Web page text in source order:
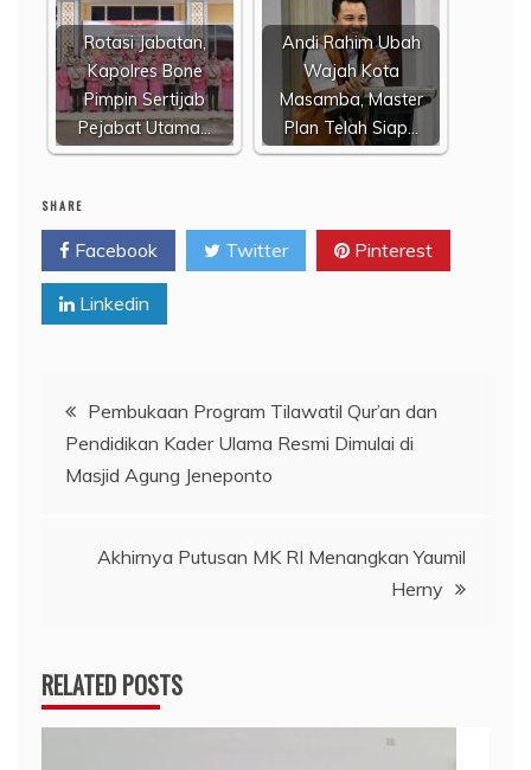
Rotasi Jabatan,
Kapolres Bone
Pimpin Sertijab
Pejabat Utama…
Andi Rahim Ubah
Wajah Kota
Masamba, Master
Plan Telah Siap…
SHARE
Facebook Twitter Pinterest
Linkedin
Navigasi
pos
Pembukaan Program Tilawatil Qur’an dan
Pendidikan Kader Ulama Resmi Dimulai di
Masjid Agung Jeneponto
Akhirnya Putusan MK RI Menangkan Yaumil
Herny
RELATED POSTS